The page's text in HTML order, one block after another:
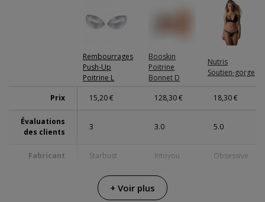
Rembourrages
Push-Up
Poitrine L
Booskin
Poitrine
Bonnet D
Nutris
Soutien-gorge
Prix 15,20 € 128,30 € 18,30 €
Évaluations
des clients
3 3.0 5.0
Fabricant Starbust Intoyou Obsessive
Transparent Beige
+ Voir plus